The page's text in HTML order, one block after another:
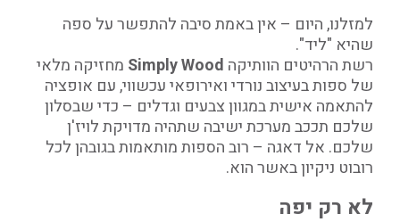
למזלנו, היום – אין באמת סיבה להתפשר על ספה
שהיא "ליד".
רשת הרהיטים הוותיקה Simply Wood מחזיקה מלאי
של ספות בעיצוב נורדי ואירופאי עכשווי, עם אופציה
להתאמה אישית במגוון צבעים וגדלים – כדי שבסלון
שלכם תככב מערכת ישיבה שתהיה מדויקת לויז'ן
שלכם. אל דאגה – רוב הספות מותאמות בגובהן לכל
רובוט ניקיון באשר הוא.
לא רק יפה